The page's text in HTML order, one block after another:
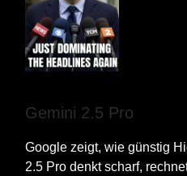
Gemini 2.5 Pro
Google zeigt, wie günstig
2.5 Pro denkt scharf,